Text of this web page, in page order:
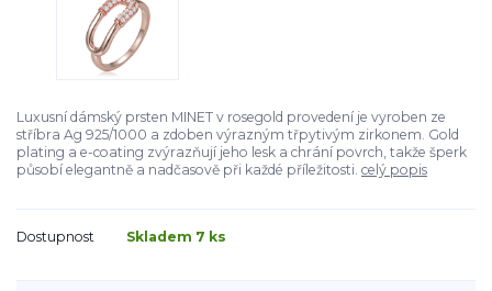
Luxusní dámský prsten MINET v rosegold provedení je vyroben ze
stříbra Ag 925/1000 a zdoben výrazným třpytivým zirkonem. Gold
plating a e-coating zvýrazňují jeho lesk a chrání povrch, takže šperk
působí elegantně a nadčasově při každé příležitosti. celý popis
Dostupnost Skladem 7 ks